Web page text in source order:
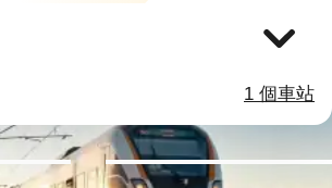
1 個車站